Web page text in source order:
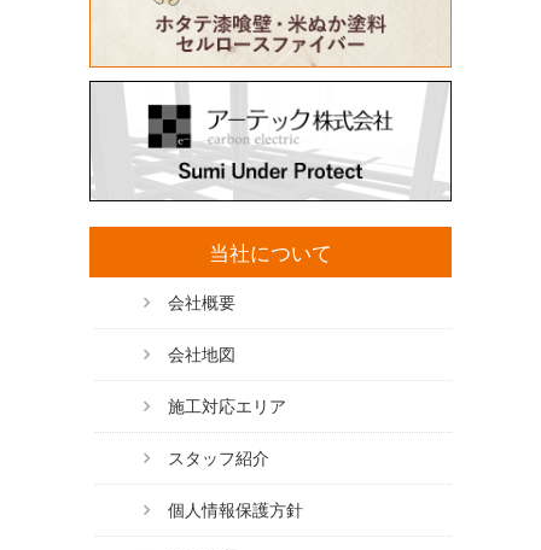
当社について
会社概要
会社地図
施工対応エリア
スタッフ紹介
個人情報保護方針